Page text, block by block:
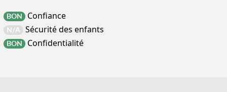
BON Confiance
N/A Sécurité des enfants
BON Confidentialité